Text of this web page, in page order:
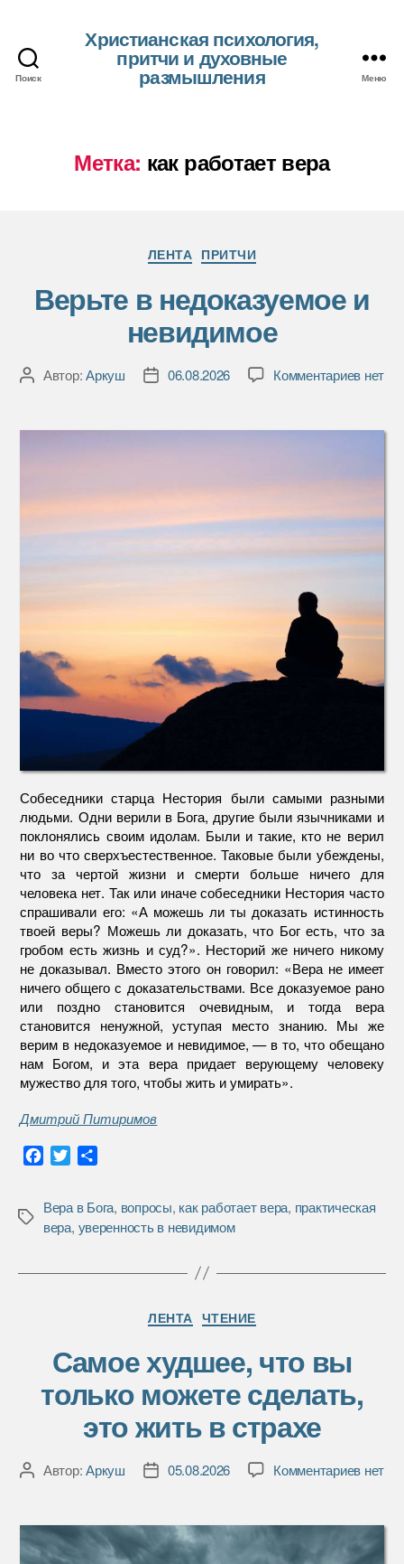
Поиск
Христианская психология,
притчи и духовные
размышления Меню
Метка: как работает вера
Рубрики
ЛЕНТА ПРИТЧИ
Верьте в недоказуемое и
невидимое
АвторАвтор:Аркуш
Дата06.08.2026 Комментариевк
в
нет
Собеседники старца Нестория были самыми разными
людьми. Одни верили в Бога, другие были язычниками и
поклонялись своим идолам. Были и такие, кто не верил
ни во что сверхъестественное. Таковые были убеждены,
что за чертой жизни и смерти больше ничего для
человека нет. Так или иначе собеседники Нестория часто
спрашивали его: «А можешь ли ты доказать истинность
твоей веры? Можешь ли доказать, что Бог есть, что за
гробом есть жизнь и суд?». Несторий же ничего никому
не доказывал. Вместо этого он говорил: «Вера не имеет
ничего общего с доказательствами. Все доказуемое рано
или поздно становится очевидным, и тогда вера
становится ненужной, уступая место знанию. Мы же
верим в недоказуемое и невидимое, — в то, что обещано
нам Богом, и эта вера придает верующему человеку
мужество для того, чтобы жить и умирать».
Дмитрий Питиримов
e
b
o
t
t
r
р
а
и
Метки
Вера в Бога, вопросы, как работает вера, практическая
вера, уверенность в невидимом
Рубрики
ЛЕНТА ЧТЕНИЕ
Самое худшее, что вы
только можете сделать,
это жить в страхе
АвторАвтор:Аркуш
Дата05.08.2026 Комментариевк
что
нет